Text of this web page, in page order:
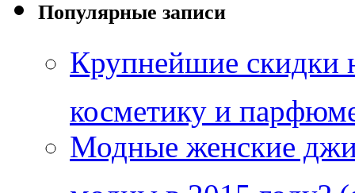
Популярные записи
Крупнейшие скидки
косметику и
Модные женские